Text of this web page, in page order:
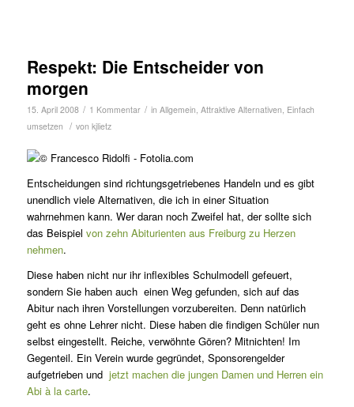
Respekt: Die Entscheider von
morgen
15. April 2008 / 1 Kommentar / in Allgemein Attraktive Alternativen Einfach
umsetzen / von kjlietz
Entscheidungen sind richtungsgetriebenes Handeln und es gibt
unendlich viele Alternativen, die ich in einer Situation
wahrnehmen kann. Wer daran noch Zweifel hat, der sollte sich
das Beispiel von zehn Abiturienten aus Freiburg zu Herzen
nehmen.
Diese haben nicht nur ihr inflexibles Schulmodell gefeuert,
sondern Sie haben auch einen Weg gefunden, sich auf das
Abitur nach ihren Vorstellungen vorzubereiten. Denn natürlich
geht es ohne Lehrer nicht. Diese haben die findigen Schüler nun
selbst eingestellt. Reiche, verwöhnte Gören? Mitnichten! Im
Gegenteil. Ein Verein wurde gegründet, Sponsorengelder
aufgetrieben und jetzt machen die jungen Damen und Herren ein
Abi à la carte.